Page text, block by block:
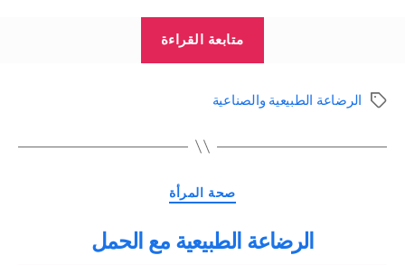
متابعة القراءة
الوسومالرضاعة الطبيعية والصناعية
التصنيفات
صحة المرأة
الرضاعة الطبيعية مع الحمل